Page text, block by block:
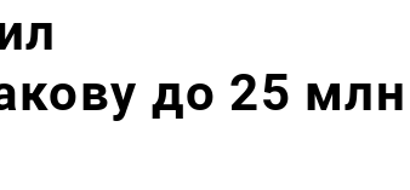
до 25 млн